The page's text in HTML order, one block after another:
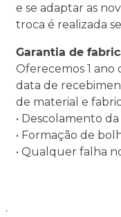
e se adaptar as
troca é realizada
Garantia de
Oferecemos 1 ano
data de
de material e
• Descolamento
• Formação de
• Qualquer falha
.